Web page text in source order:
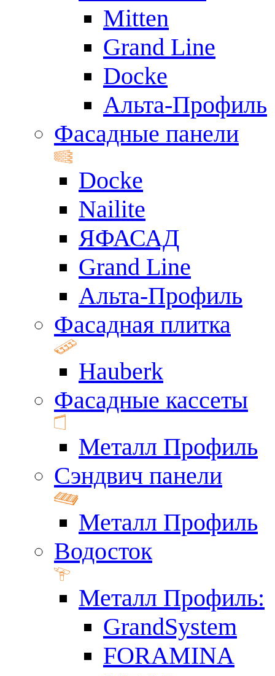
Mitten
Grand Line
Docke
Альта-Профиль
Фасадные панели
Docke
Nailite
ЯФАСАД
Grand Line
Альта-Профиль
Фасадная плитка
Hauberk
Фасадные кассеты
Металл Профиль
Сэндвич панели
Металл Профиль
Водосток
Металл Профиль:
GrandSystem
FORAMINA